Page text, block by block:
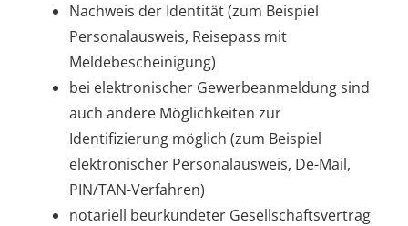
Nachweis der Identität (zum Beispiel
Personalausweis, Reisepass mit
Meldebescheinigung)
bei elektronischer Gewerbeanmeldung sind
auch andere Möglichkeiten zur
Identifizierung möglich (zum Beispiel
elektronischer Personalausweis, De-Mail,
PIN/TAN-Verfahren)
notariell beurkundeter Gesellschaftsvertrag